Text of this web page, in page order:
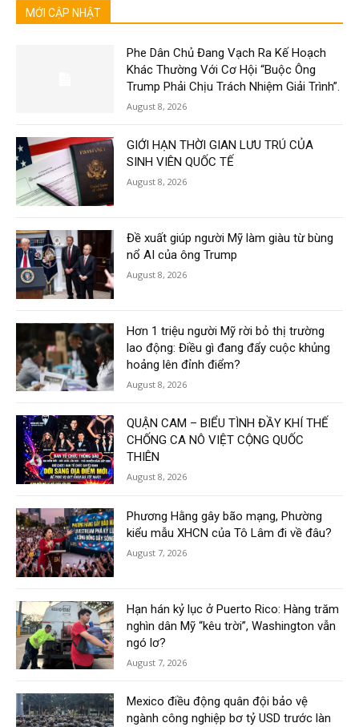
MỚI CẬP NHẬT
Phe Dân Chủ Đang Vạch Ra Kế Hoạch
Khác Thường Với Cơ Hội “Buộc Ông
Trump Phải Chịu Trách Nhiệm Giải Trình”.
August 8, 2026
GIỚI HẠN THỜI GIAN LƯU TRÚ CỦA
SINH VIÊN QUỐC TẾ
August 8, 2026
Đề xuất giúp người Mỹ làm giàu từ bùng
nổ AI của ông Trump
August 8, 2026
Hơn 1 triệu người Mỹ rời bỏ thị trường
lao động: Điều gì đang đẩy cuộc khủng
hoảng lên đỉnh điểm?
August 8, 2026
QUẬN CAM – BIỂU TÌNH ĐẦY KHÍ THẾ
CHỐNG CA NÔ VIỆT CỘNG QUỐC
THIÊN
August 8, 2026
Phương Hằng gây bão mạng, Phường
kiểu mẫu XHCN của Tô Lâm đi về đâu?
August 7, 2026
Hạn hán kỷ lục ở Puerto Rico: Hàng trăm
nghìn dân Mỹ “kêu trời”, Washington vẫn
ngó lơ?
August 7, 2026
Mexico điều động quân đội bảo vệ
ngành công nghiệp bơ tỷ USD trước làn